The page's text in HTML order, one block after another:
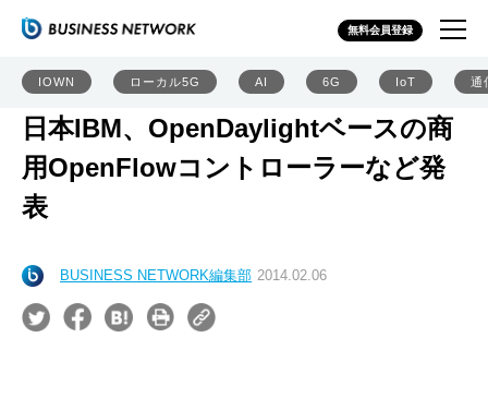
無料会員登録
IOWN ローカル5G AI 6G IoT 通
日本IBM、OpenDaylightベースの商
用OpenFlowコントローラーなど発
表
BUSINESS NETWORK編集部 2014.02.06